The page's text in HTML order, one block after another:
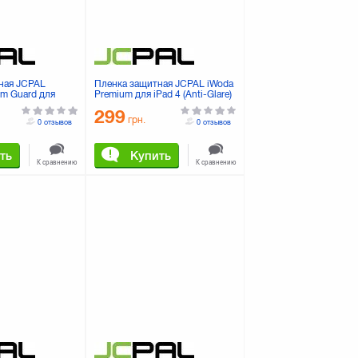
JCPAL
Guard для
(JCP2026)
0 отзывов
К сравнению
Пленка защитная JCPAL iWoda
Premium для iPad 4 (Anti-Glare)
299 грн.
Купить
0 отзывов
К сравнению